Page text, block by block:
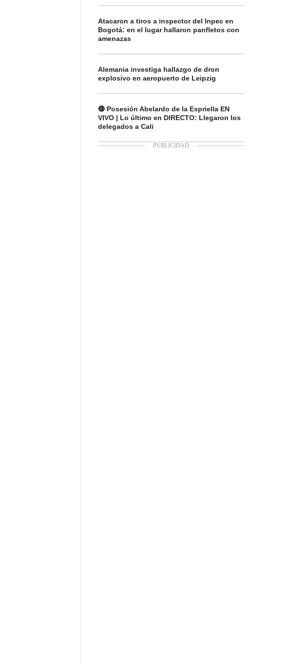
Atacaron a tiros a inspector del Inpec en
Bogotá: en el lugar hallaron panfletos con
amenazas
Alemania investiga hallazgo de dron
explosivo en aeropuerto de Leipzig
🔴 Posesión Abelardo de la Espriella EN
VIVO | Lo último en DIRECTO: Llegaron los
delegados a Cali